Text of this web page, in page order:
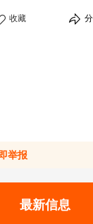
收藏
举报
最新信息